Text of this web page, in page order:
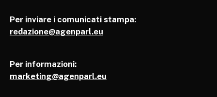
Per inviare i comunicati stampa:
redazione@agenparl.eu
Per informazioni:
marketing@agenparl.eu